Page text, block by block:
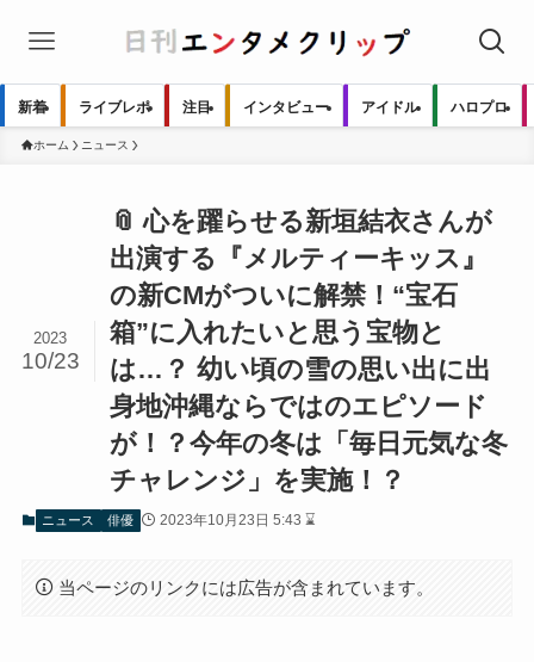
新着 ライブレポ 注目 インタビュー アイドル ハロプロ
ホーム ニュース
📎 心を躍らせる新垣結衣さんが
出演する『メルティーキッス』
の新CMがついに解禁！“宝石
箱”に入れたいと思う宝物と
は…？ 幼い頃の雪の思い出に出
身地沖縄ならではのエピソード
が！？今年の冬は「毎日元気な冬
チャレンジ」を実施！？
2023
10/23
ニュース 俳優 2023年10月23日 5:43 ⌛
当ページのリンクには広告が含まれています。